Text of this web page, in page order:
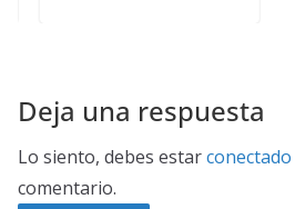
Deja una respuesta
Lo siento, debes estarconectado
comentario.